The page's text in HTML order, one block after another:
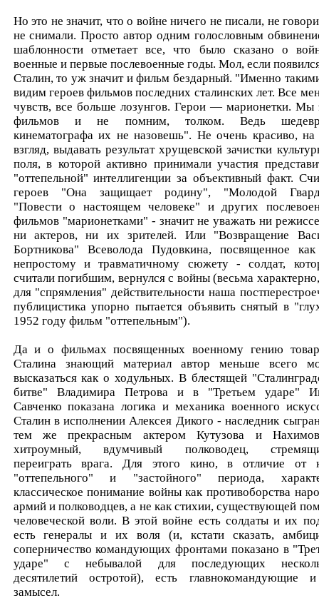
Но это не значит, что о войне ничего не писали, не
не снимали. Просто автор одним голословным
шаблонности отметает все, что было сказано о
военные и первые послевоенные годы. Мол, если
Сталин, то уж значит и фильм бездарный. "Именно
видим героев фильмов последних сталинских лет. Все
чувств, все больше лозунгов. Герои — марионетки. Мы
фильмов и не помним, толком. Ведь
кинематографа их не назовешь". Не очень красиво,
взгляд, выдавать результат хрущевской зачистки
поля, в которой активно принимали участия
"оттепельной" интеллигенции за объективный факт.
героев "Она защищает родину", "Молодой
"Повести о настоящем человеке" и других
фильмов "марионетками" - значит не уважать ни
ни актеров, ни их зрителей. Или "Возвращение
Бортникова" Всеволода Пудовкина, посвященное
непростому и травматичному сюжету - солдат,
считали погибшим, вернулся с войны (весьма
для "спрямления" действительности наша
публицистика упорно пытается объявить снятый в
1952 году фильм "оттепельным").
Да и о фильмах посвященных военному гению
Сталина знающий материал автор меньше всего
высказаться как о ходульных. В блестящей
битве" Владимира Петрова и в "Третьем ударе"
Савченко показана логика и механика военного
Сталин в исполнении Алексея Дикого - наследник
тем же прекрасным актером Кутузова и
хитроумный, вдумчивый полководец,
переиграть врага. Для этого кино, в отличие от
"оттепельного" и "застойного" периода,
классическое понимание войны как противоборства
армий и полководцев, а не как стихии, существующей
человеческой воли. В этой войне есть солдаты и их
есть генералы и их воля (и, кстати сказать,
соперничество командующих фронтами показано в
ударе" с небывалой для последующих
десятилетий остротой), есть главнокомандующие
замысел.